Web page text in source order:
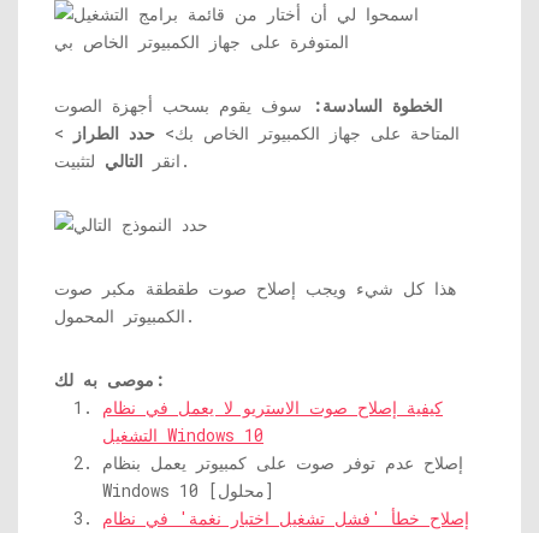
الخطوة السادسة:
سوف يقوم بسحب أجهزة الصوت
المتاحة على جهاز الكمبيوتر الخاص بك> حدد الطراز
>
انقر التالي لتثبيت.
هذا كل شيء ويجب إصلاح صوت طقطقة مكبر صوت
الكمبيوتر المحمول.
موصى به لك:
كيفية إصلاح صوت الاستريو لا يعمل في نظام
التشغيل Windows 10
إصلاح عدم توفر صوت على كمبيوتر يعمل بنظام
Windows 10 [محلول]
إصلاح خطأ 'فشل تشغيل اختبار نغمة' في نظام